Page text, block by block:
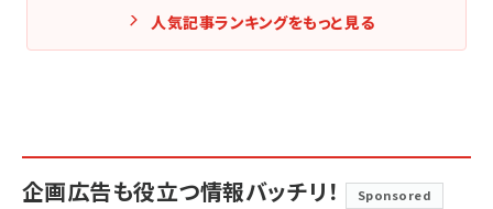
人気記事ランキングをもっと見る
企画広告も役立つ情報バッチリ！ Sponsored